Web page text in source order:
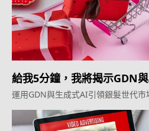
給我5分鐘，我將揭示GDN
運用GDN與生成式AI引領銀髮世代市